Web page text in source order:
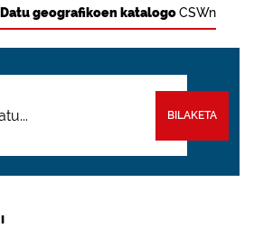
Datu geografikoen katalogoCSWn
BILAKETA